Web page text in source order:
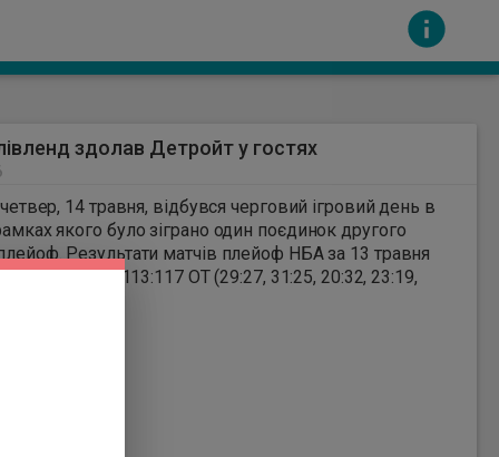
за вміст інших сайтів. Всі авторскі права
здолав Детройт у гостях
14 травня, відбувся черговий ігровий день в
якого було зіграно один поєдинок другого
Результати матчів плейоф НБА за 13 травня
- Клівленд - 113:117 ОТ (29:27, 31:25, 20:32, 23:19,